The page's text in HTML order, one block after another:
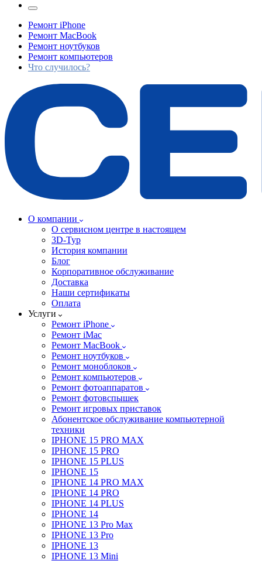
Ремонт iPhone
Ремонт MacBook
Ремонт ноутбуков
Ремонт компьютеров
Что случилось?
О компании
О сервисном центре в настоящем
3D-Тур
История компании
Блог
Корпоративное обслуживание
Доставка
Наши сертификаты
Оплата
Услуги
Ремонт iPhone
Ремонт iMac
Ремонт MacBook
Ремонт ноутбуков
Ремонт моноблоков
Ремонт компьютеров
Ремонт фотоаппаратов
Ремонт фотовспышек
Ремонт игровых приставок
Абонентское обслуживание компьютерной
техники
IPHONE 15 PRO MAX
IPHONE 15 PRO
IPHONE 15 PLUS
IPHONE 15
IPHONE 14 PRO MAX
IPHONE 14 PRO
IPHONE 14 PLUS
IPHONE 14
IPHONE 13 Pro Max
IPHONE 13 Pro
IPHONE 13
IPHONE 13 Mini